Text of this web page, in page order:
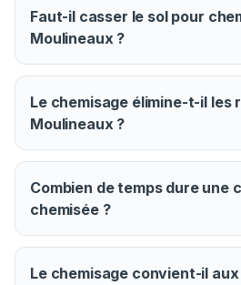
Faut-il casser le sol pour
Moulineaux ?
Le chemisage élimine-t-il les
Moulineaux ?
Combien de temps dure une
chemisée ?
Le chemisage convient-il